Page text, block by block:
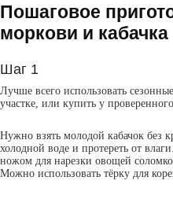
Пошаговое
моркови и кабачка
Шаг 1
Лучше всего использовать
участке, или купить у
Нужно взять молодой кабачок без
холодной воде и протереть от
ножом для нарезки овощей
Можно использовать тёрку для